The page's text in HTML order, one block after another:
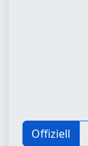
Offiziell